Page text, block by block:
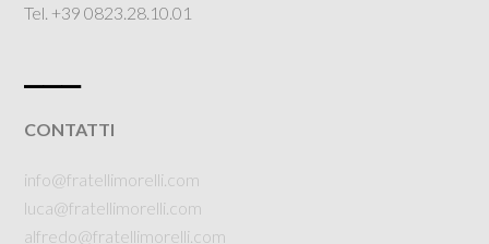
Tel. +39 0823.28.10.01
CONTATTI
info@fratellimorelli.com
luca@fratellimorelli.com
alfredo@fratellimorelli.com